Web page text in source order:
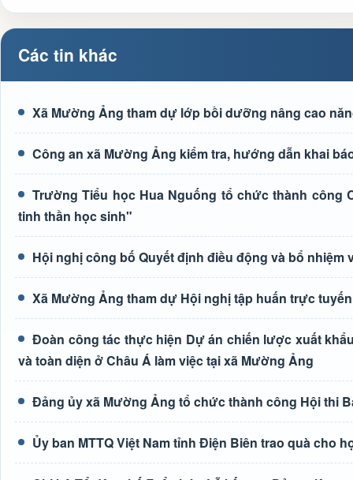
Các tin khác
Xã Mường Ảng tham dự lớp bồi dưỡng nâng cao
Công an xã Mường Ảng kiểm tra, hướng dẫn khai
Trường Tiểu học Hua Nguống tổ chức thành công
tinh thần học sinh"
Hội nghị công bố Quyết định điều động và bổ nhiệm
Xã Mường Ảng tham dự Hội nghị tập huấn trực
Đoàn công tác thực hiện Dự án chiến lược xuất
và toàn diện ở Châu Á làm việc tại xã Mường Ảng
Đảng ủy xã Mường Ảng tổ chức thành công Hội thi
Ủy ban MTTQ Việt Nam tỉnh Điện Biên trao quà cho